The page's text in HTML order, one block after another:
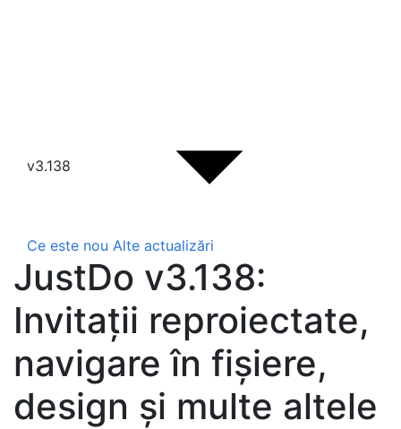
v3.138
Ce este nou Alte actualizări
JustDo v3.138:
Invitații reproiectate,
navigare în fișiere,
design și multe altele